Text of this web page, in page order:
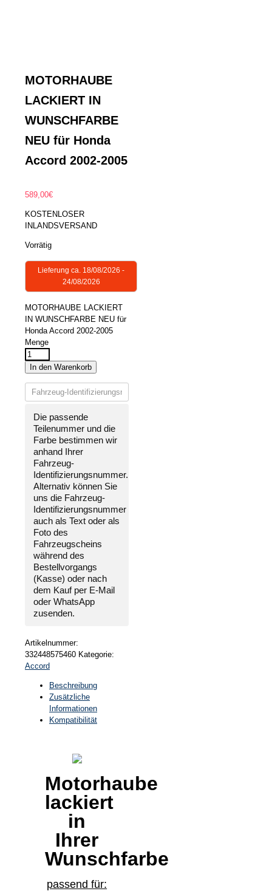
MOTORHAUBE
LACKIERT IN
WUNSCHFARBE
NEU für Honda
Accord 2002-2005
589,00€
KOSTENLOSER
INLANDSVERSAND
Vorrätig
Lieferung ca. 18/08/2026 -
24/08/2026
MOTORHAUBE LACKIERT
IN WUNSCHFARBE NEU für
Honda Accord 2002-2005
Menge
In den Warenkorb
Die passende
Teilenummer und die
Farbe bestimmen wir
anhand Ihrer
Fahrzeug-
Identifizierungsnummer.
Alternativ können Sie
uns die Fahrzeug-
Identifizierungsnummer
auch als Text oder als
Foto des
Fahrzeugscheins
während des
Bestellvorgangs
(Kasse) oder nach
dem Kauf per E-Mail
oder WhatsApp
zusenden.
Artikelnummer:
332448575460 Kategorie:
Accord
Beschreibung
Zusätzliche
Informationen
Kompatibilität
Motorhaube
lackiert
in
Ihrer
Wunschfarbe
passend für: